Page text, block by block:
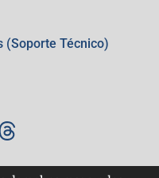
(Soporte Técnico)